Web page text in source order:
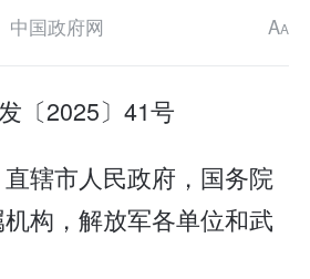
中国政府网 AA
〔2025〕41号
辖市人民政府，国务院
构，解放军各单位和武